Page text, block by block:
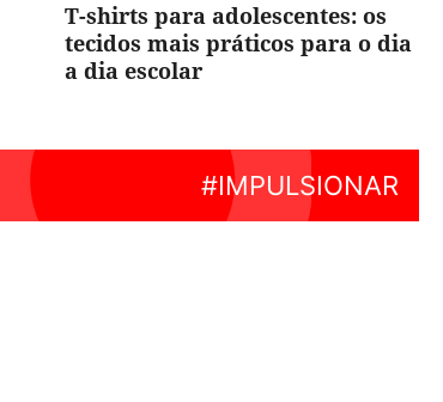
T-shirts para adolescentes: os
tecidos mais práticos para o dia
a dia escolar